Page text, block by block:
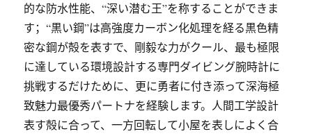
的な防水性能、“深い潜む王”を称することができま
す；“黒い鋼”は高強度カーボン化処理を経る黒色精
密な鋼が殻を表すで、剛毅な力がクール、最も極限
に達している環境設計する専門ダイビング腕時計に
挑戦するだけために、更に勇者に付き添って深海極
致魅力最優秀パートナを経験します。人間工学設計
表す殻に合って、一方回転して小屋を表しによく合